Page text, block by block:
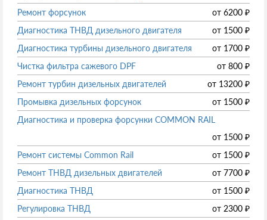
Ремонт форсунок
от 6200 ₽
Диагностика ТНВД дизельного двигателя
от 1500 ₽
Диагностика турбины дизельного двигателя
от 1700 ₽
Чистка фильтра сажевого DPF
от 800 ₽
Ремонт турбин дизельных двигателей
от 13200 ₽
Промывка дизельных форсунок
от 1500 ₽
Диагностика и проверка форсунки COMMON RAIL
от 1500 ₽
Ремонт системы Common Rail
от 1500 ₽
Ремонт ТНВД дизельных двигателей
от 7700 ₽
Диагностика ТНВД
от 1500 ₽
Регулировка ТНВД
от 2300 ₽